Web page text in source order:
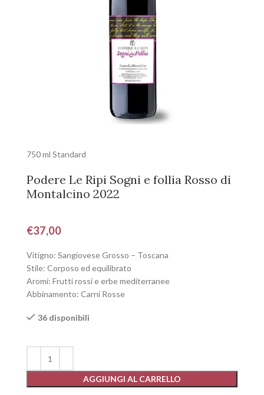
750 ml Standard
Podere Le Ripi Sogni e follia Rosso di
Montalcino 2022
€37,00
Vitigno: Sangiovese Grosso – Toscana
Stile: Corposo ed equilibrato
Aromi: Frutti rossi e erbe mediterranee
Abbinamento: Carni Rosse
36 disponibili
AGGIUNGI AL CARRELLO